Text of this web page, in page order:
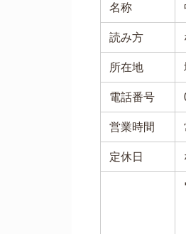
名称
読み方
所在地
電話番号
営業時間
定休日